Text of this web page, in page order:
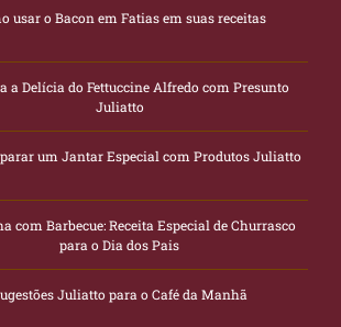
usar o Bacon em Fatias em suas receitas
a Delícia do Fettuccine Alfredo com Presunto
Juliatto
um Jantar Especial com Produtos Juliatto
com Barbecue: Receita Especial de Churrasco
para o Dia dos Pais
Juliatto para o Café da Manhã